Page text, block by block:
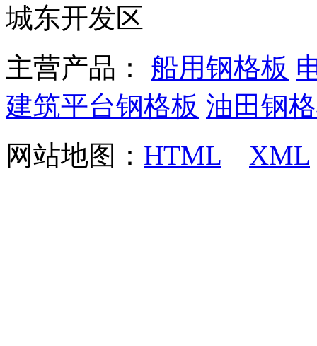
城东开发区
主营产品： 船用钢格板
建筑平台钢格板 油田钢
网站地图： HTML XML